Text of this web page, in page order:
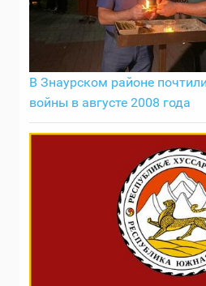
В Знаурском районе
войны в августе 2008 года